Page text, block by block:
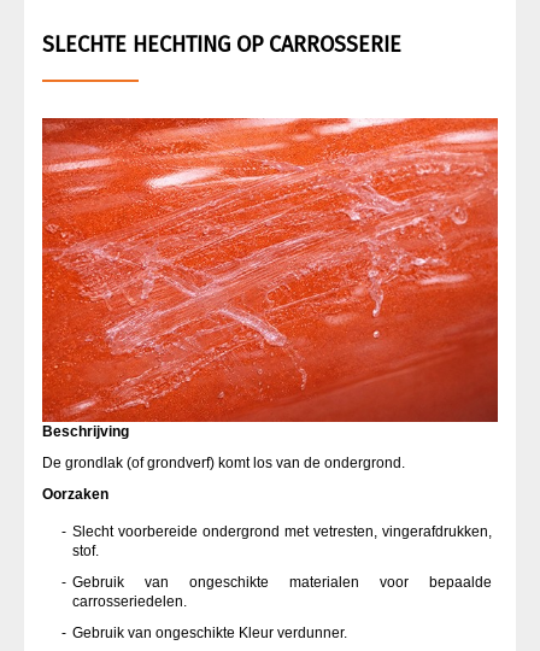
SLECHTE HECHTING OP CARROSSERIE
Beschrijving
De grondlak (of grondverf) komt los van de ondergrond.
Oorzaken
Slecht voorbereide ondergrond met vetresten, vingerafdrukken,
stof.
Gebruik van ongeschikte materialen voor bepaalde
carrosseriedelen.
Gebruik van ongeschikte Kleur verdunner.